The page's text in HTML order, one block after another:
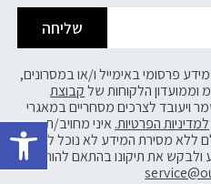
שליחה
פרסומי באימייל ו/או במסרונים,
הלקוחות שלקבוצת
ויעובד לצרכים מסחריים במאגרי
למדיניות הפרטיות. איני מחויב/ת
ללא מסירת המידע לא נוכל לשלוח
ולבקש את תיקונו בהתאם להוראות